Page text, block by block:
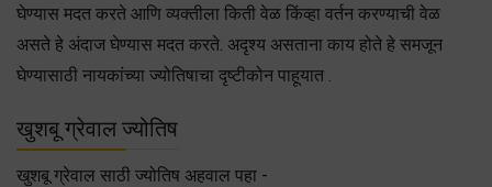
घेण्यास मदत करते आणि व्यक्तीला किती वेळ किंव्हा वर्तन करण्याची वेळ
असते हे अंदाज घेण्यास मदत करते. अदृश्य असताना काय होते हे समजून
घेण्यासाठी नायकांच्या ज्योतिषाचा दृष्टीकोन पाहूयात .
खुशबू ग्रेवाल ज्योतिष
खुशबू ग्रेवाल साठी ज्योतिष अहवाल पहा -